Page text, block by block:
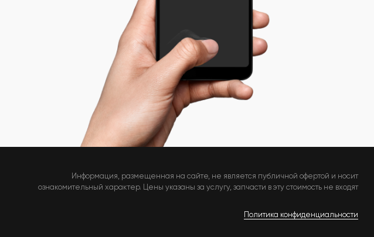
Информация, размещенная на сайте, не является публичной офертой и носит
ознакомительный характер. Цены указаны за услугу, запчасти в эту стоимость не входят
Политика конфиденциальности